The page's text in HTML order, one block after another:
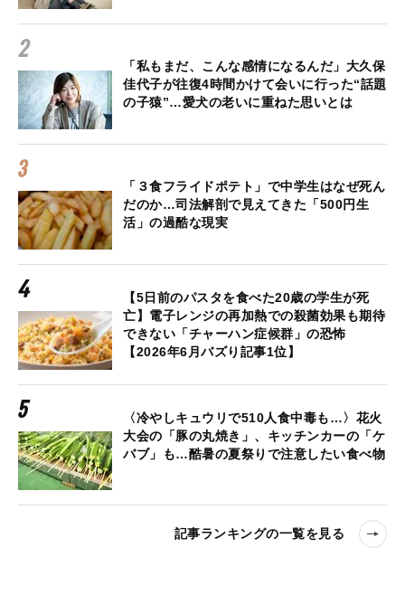
「私もまだ、こんな感情になるんだ」大久保
佳代子が往復4時間かけて会いに行った“話題
の子猿”…愛犬の老いに重ねた思いとは
「３食フライドポテト」で中学生はなぜ死ん
だのか…司法解剖で見えてきた「500円生
活」の過酷な現実
【5日前のパスタを食べた20歳の学生が死
亡】電子レンジの再加熱での殺菌効果も期待
できない「チャーハン症候群」の恐怖
【2026年6月バズり記事1位】
〈冷やしキュウリで510人食中毒も…〉花火
大会の「豚の丸焼き」、キッチンカーの「ケ
バブ」も…酷暑の夏祭りで注意したい食べ物
記事ランキングの一覧を見る